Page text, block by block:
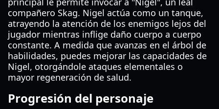
compañero Skag. Nigel actúa como un tanque,
atrayendo la atención de los enemigos lejos del
jugador mientras inflige daño cuerpo a cuerpo
constante. A medida que avanzas en el árbol de
habilidades, puedes mejorar las capacidades de
Nigel, otorgándole ataques elementales o
mayor regeneración de salud.
Progresión del personaje